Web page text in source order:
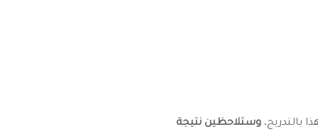
بالتدريج، وستلاحظين نتيجة